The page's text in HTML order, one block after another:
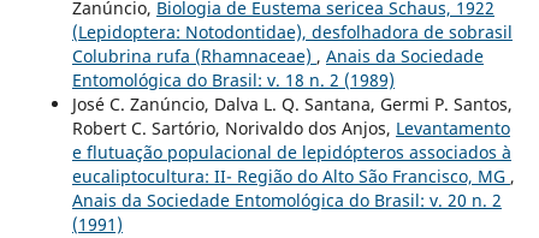
Zanúncio, Biologia de Eustema sericea Schaus, 1922
(Lepidoptera: Notodontidae), desfolhadora de sobrasil
Colubrina rufa (Rhamnaceae) , Anais da Sociedade
Entomológica do Brasil: v. 18 n. 2 (1989)
José C. Zanúncio, Dalva L. Q. Santana, Germi P. Santos,
Robert C. Sartório, Norivaldo dos Anjos, Levantamento
e flutuação populacional de lepidópteros associados à
eucaliptocultura: II- Região do Alto São Francisco, MG ,
Anais da Sociedade Entomológica do Brasil: v. 20 n. 2
(1991)